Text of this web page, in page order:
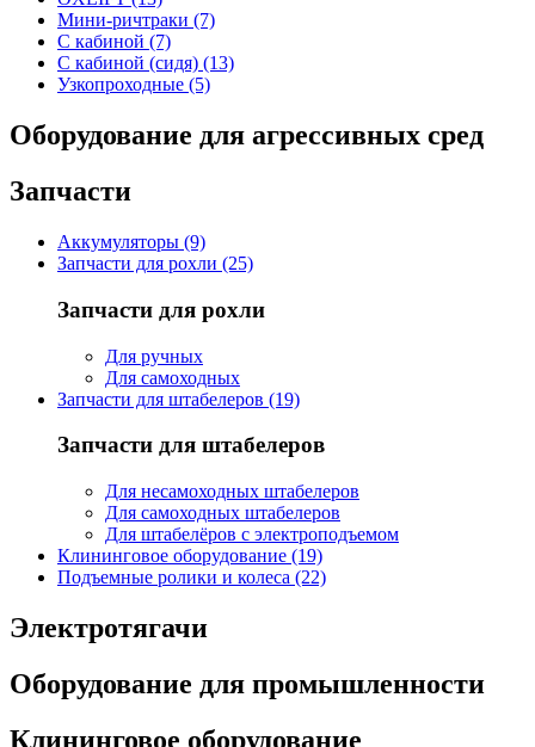
Мини-ричтраки (7)
С кабиной (7)
С кабиной (сидя) (13)
Узкопроходные (5)
Оборудование для агрессивных сред
Запчасти
Аккумуляторы (9)
Запчасти для рохли (25)
Запчасти для рохли
Для ручных
Для самоходных
Запчасти для штабелеров (19)
Запчасти для штабелеров
Для несамоходных штабелеров
Для самоходных штабелеров
Для штабелёров с электроподъемом
Клининговое оборудование (19)
Подъемные ролики и колеса (22)
Электротягачи
Оборудование для промышленности
Клининговое оборудование